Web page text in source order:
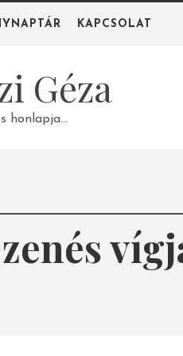
KAPCSOLAT
Géza
honlapja…